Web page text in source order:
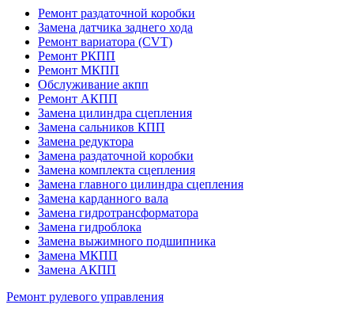
Ремонт раздаточной коробки
Замена датчика заднего хода
Ремонт вариатора (CVT)
Ремонт РКПП
Ремонт МКПП
Обслуживание акпп
Ремонт АКПП
Замена цилиндра сцепления
Замена сальников КПП
Замена редуктора
Замена раздаточной коробки
Замена комплекта сцепления
Замена главного цилиндра сцепления
Замена карданного вала
Замена гидротрансформатора
Замена гидроблока
Замена выжимного подшипника
Замена МКПП
Замена АКПП
Ремонт рулевого управления